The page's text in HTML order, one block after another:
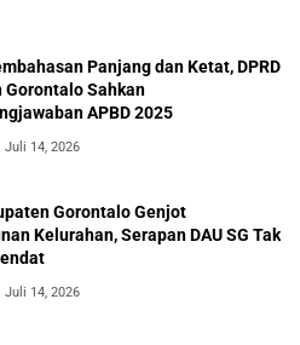
Panjang dan Ketat, DPRD
Gorontalo Sahkan
APBD 2025
Juli 14, 2026
Gorontalo Genjot
Kelurahan, Serapan DAU SG Tak
Juli 14, 2026